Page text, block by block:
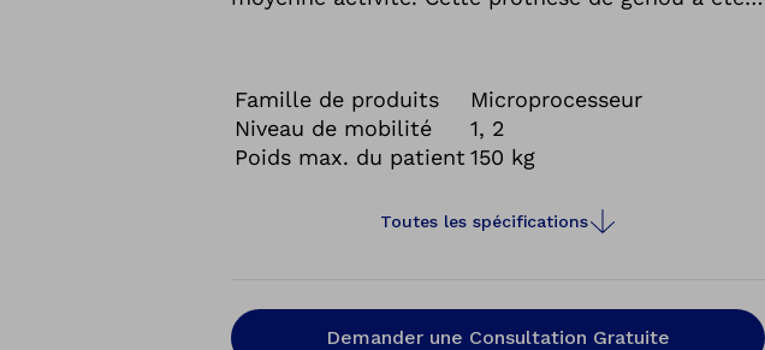
vous méritez.
Famille de produits
Microprocesseur
Niveau de mobilité
1, 2
Poids max. du patient 150 kg
Toutes les spécifications
Demander une Consultation Gratuite